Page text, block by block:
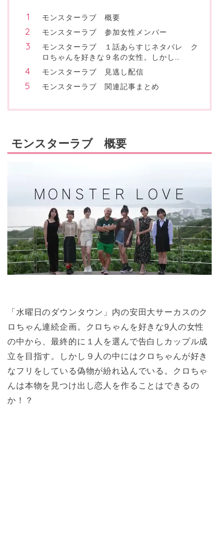
モンスターラブ 概要
モンスターラブ 参加女性メンバー
モンスターラブ １話あらすじネタバレ ク
ロちゃんを好きな９名の女性。しかし…
モンスターラブ 見逃し配信
モンスターラブ 関連記事まとめ
モンスターラブ 概要
「水曜日のダウンタウン」内の安田大サーカスのク
ロちゃん連続企画。クロちゃんを好きな9人の女性
の中から、最終的に１人を選んで告白しカップル成
立を目指す。しかし９人の中にはクロちゃんが好き
なフリをしている偽物が紛れ込んでいる。クロちゃ
んは本物を見つけ出し恋人を作ることはできるの
か！？